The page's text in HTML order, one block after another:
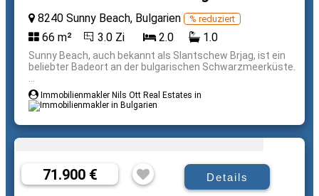
8240 Sunny Beach, Bulgarien % reduziert
66 m² 3.0 Zi 2.0 1.0
Sunny Beach, auch bekannt als Slantschew Brjag, ist ein
beliebter Badeort an der bulgarischen Schwarzmeerküste.
Immobilienmakler Nils Ott Real Estates in
71.900 € Details